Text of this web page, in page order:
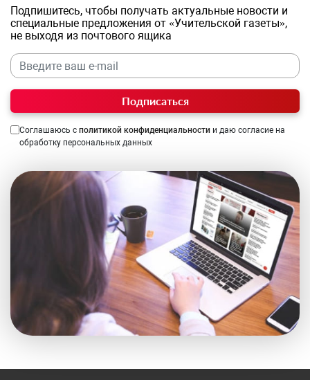
Подпишитесь, чтобы получать актуальные новости и
специальные предложения от «Учительской газеты»,
не выходя из почтового ящика
Подписаться
Соглашаюсь с политикой конфиденциальности и даю согласие на
обработку персональных данных